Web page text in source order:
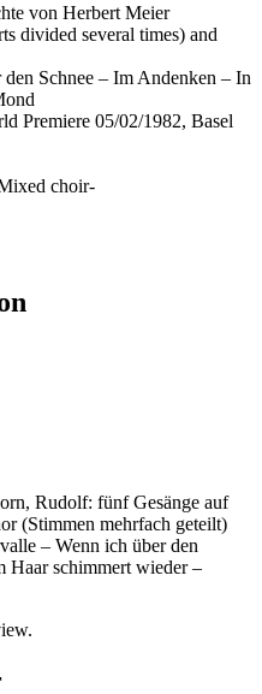
von Herbert Meier
divided several times) and
Schnee – Im Andenken – In
Premiere 05/02/1982, Basel
choir-
Rudolf: fünf Gesänge auf
(Stimmen mehrfach geteilt)
– Wenn ich über den
Haar schimmert wieder –